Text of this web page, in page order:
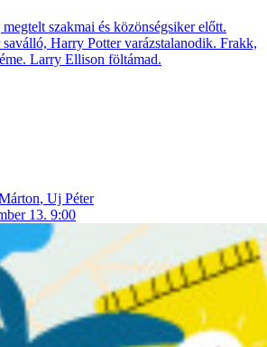
szakmai és közönségsiker előtt.
Harry Potter varázstalanodik. Frakk,
Larry Ellison föltámad.
, Uj Péter
13. 9:00